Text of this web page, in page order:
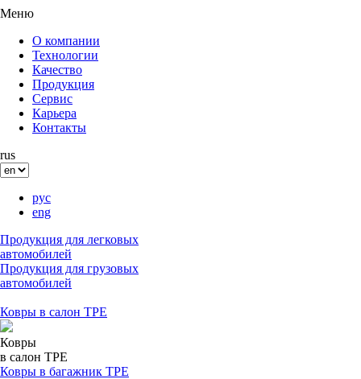
Меню
О компании
Технологии
Качество
Продукция
Сервис
Карьера
Контакты
rus
рус
eng
Продукция для легковых
автомобилей
Продукция для грузовых
автомобилей
Ковры в салон ТРЕ
Ковры
в салон ТРE
Ковры в багажник ТРЕ